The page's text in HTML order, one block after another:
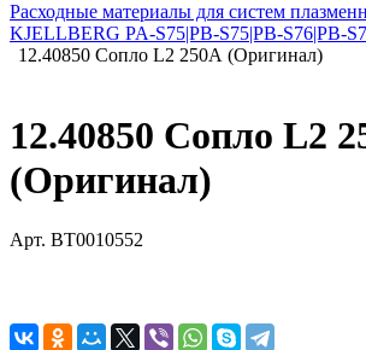
Расходные материалы для систем
KJELLBERG PA-S75|PB-S75|PB-S76|PB-
12.40850 Сопло L2 250А (Оригинал)
12.40850 Сопло L2
(Оригинал)
Арт. BT0010552